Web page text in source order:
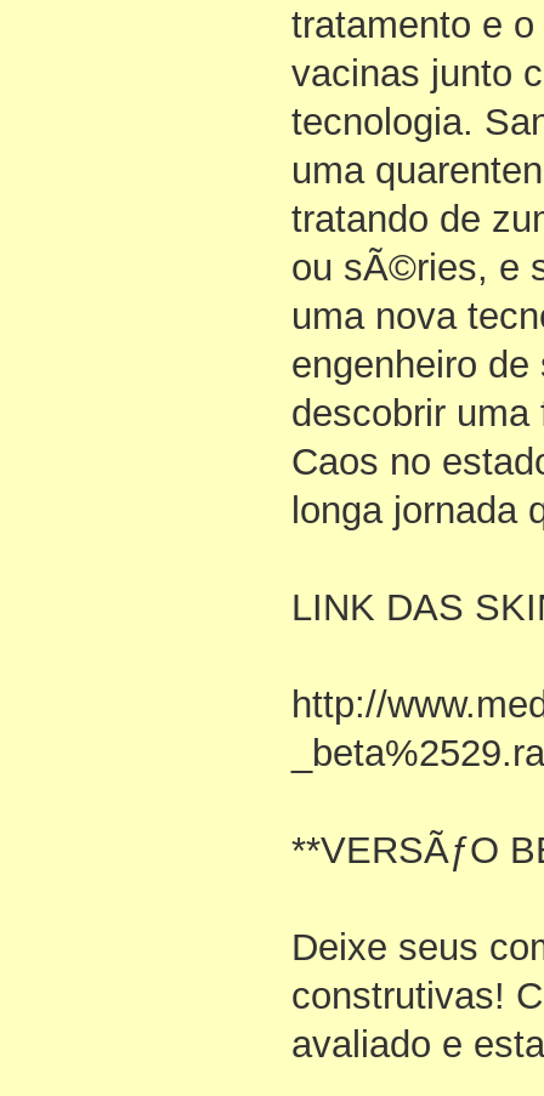
tratamento e
vacinas junto
tecnologia.
uma
tratando de
ou sÃ©ries, e
uma nova
engenheiro
descobrir uma
Caos no
longa jornada
LINK DAS
http://
**VERSÃƒO
Deixe seus
construtivas!
avaliado e